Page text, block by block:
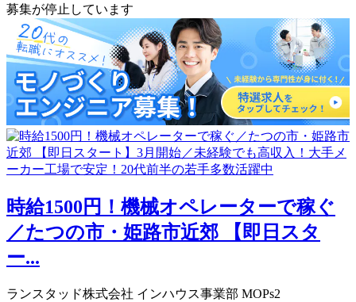
募集が停止しています
時給1500円！機械オペレーターで稼ぐ
／たつの市・姫路市近郊 【即日スタ
ー...
ランスタッド株式会社 インハウス事業部 MOPs2